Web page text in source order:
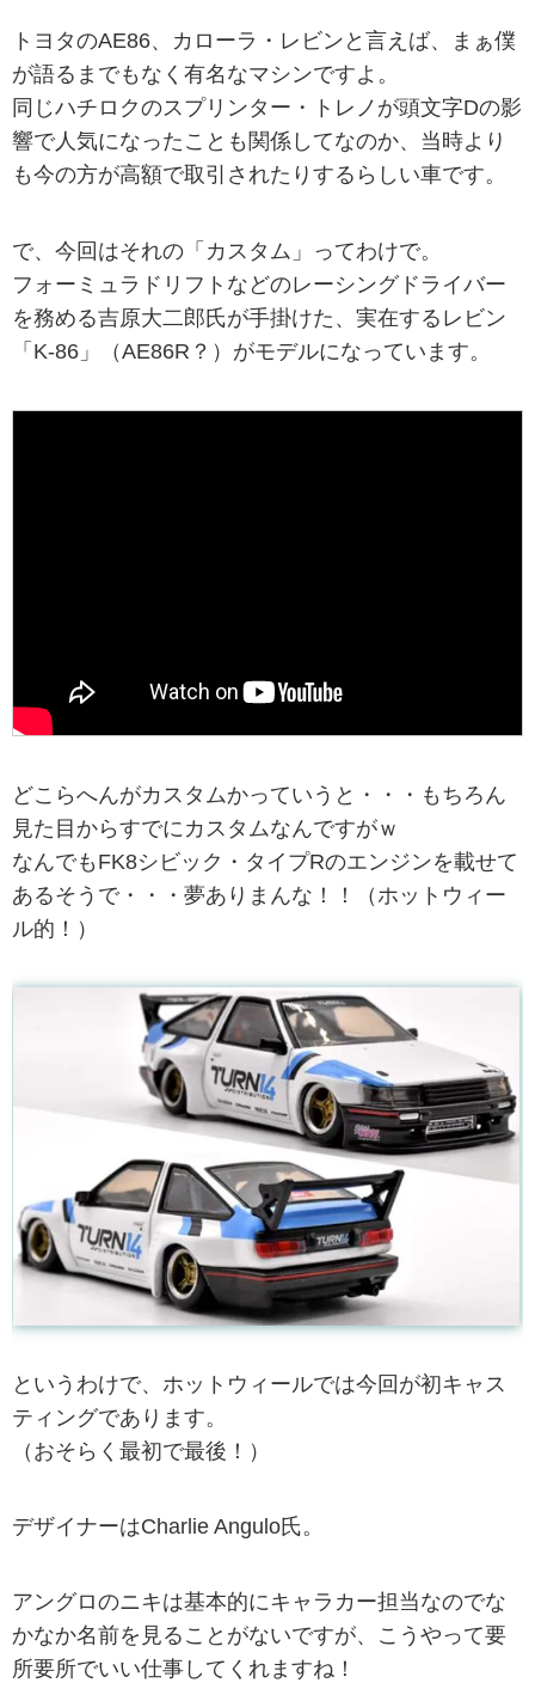
トヨタのAE86、カローラ・レビンと言えば、まぁ僕
が語るまでもなく有名なマシンですよ。
同じハチロクのスプリンター・トレノが頭文字Dの影
響で人気になったことも関係してなのか、当時より
も今の方が高額で取引されたりするらしい車です。
で、今回はそれの「カスタム」ってわけで。
フォーミュラドリフトなどのレーシングドライバー
を務める吉原大二郎氏が手掛けた、実在するレビン
「K-86」（AE86R？）がモデルになっています。
どこらへんがカスタムかっていうと・・・もちろん
見た目からすでにカスタムなんですがｗ
なんでもFK8シビック・タイプRのエンジンを載せて
あるそうで・・・夢ありまんな！！（ホットウィー
ル的！）
というわけで、ホットウィールでは今回が初キャス
ティングであります。
（おそらく最初で最後！）
デザイナーはCharlie Angulo氏。
アングロのニキは基本的にキャラカー担当なのでな
かなか名前を見ることがないですが、こうやって要
所要所でいい仕事してくれますね！